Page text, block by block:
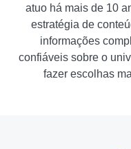
atuo há mais de 10
estratégia de
informações
confiáveis sobre o
fazer escolhas